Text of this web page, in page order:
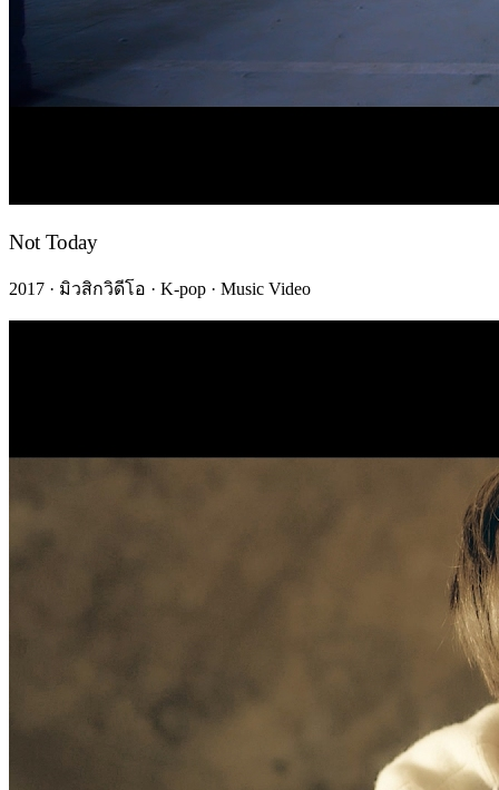
Not Today
2017 · มิวสิกวิดีโอ · K-pop · Music Video